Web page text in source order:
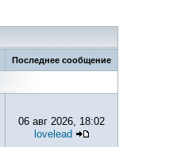
Последнее сообщение
06 авг 2026, 18:02
lovelead